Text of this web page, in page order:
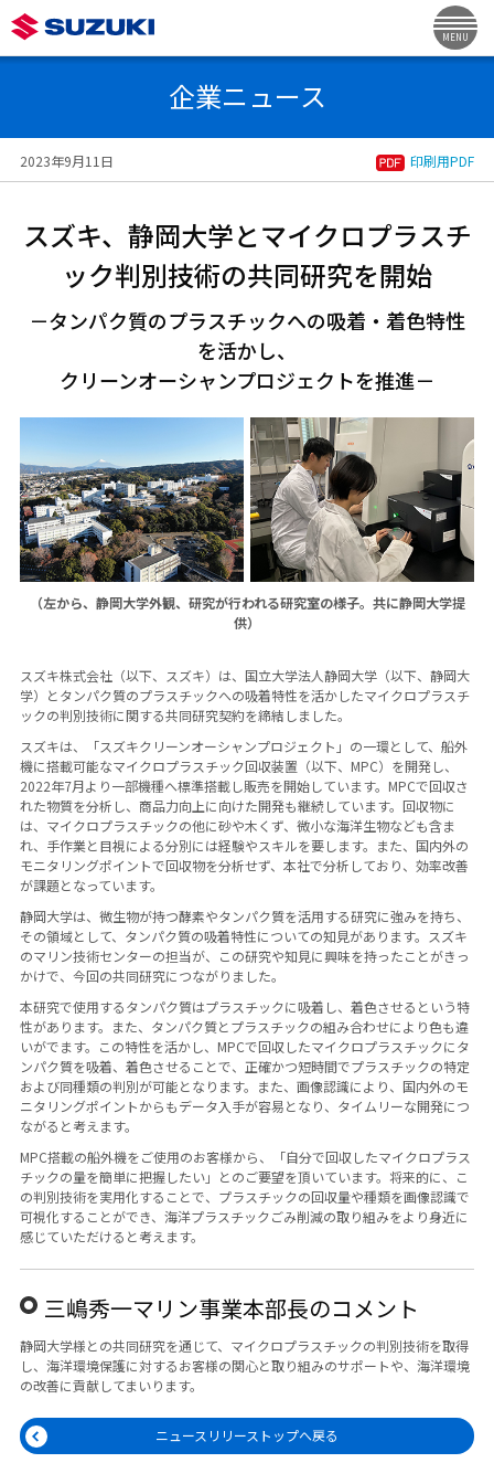
MENU
企業ニュース
2023年9月11日 印刷用PDF
スズキ、静岡大学とマイクロプラスチ
ック判別技術の共同研究を開始
－タンパク質のプラスチックへの吸着・着色特性
を活かし、
クリーンオーシャンプロジェクトを推進－
（左から、静岡大学外観、研究が行われる研究室の様子。共に静岡大学提
供）
スズキ株式会社（以下、スズキ）は、国立大学法人静岡大学（以下、静岡大
学）とタンパク質のプラスチックへの吸着特性を活かしたマイクロプラスチ
ックの判別技術に関する共同研究契約を締結しました。
スズキは、「スズキクリーンオーシャンプロジェクト」の一環として、船外
機に搭載可能なマイクロプラスチック回収装置（以下、MPC）を開発し、
2022年7月より一部機種へ標準搭載し販売を開始しています。MPCで回収さ
れた物質を分析し、商品力向上に向けた開発も継続しています。回収物に
は、マイクロプラスチックの他に砂や木くず、微小な海洋生物なども含ま
れ、手作業と目視による分別には経験やスキルを要します。また、国内外の
モニタリングポイントで回収物を分析せず、本社で分析しており、効率改善
が課題となっています。
静岡大学は、微生物が持つ酵素やタンパク質を活用する研究に強みを持ち、
その領域として、タンパク質の吸着特性についての知見があります。スズキ
のマリン技術センターの担当が、この研究や知見に興味を持ったことがきっ
かけで、今回の共同研究につながりました。
本研究で使用するタンパク質はプラスチックに吸着し、着色させるという特
性があります。また、タンパク質とプラスチックの組み合わせにより色も違
いがでます。この特性を活かし、MPCで回収したマイクロプラスチックにタ
ンパク質を吸着、着色させることで、正確かつ短時間でプラスチックの特定
および同種類の判別が可能となります。また、画像認識により、国内外のモ
ニタリングポイントからもデータ入手が容易となり、タイムリーな開発につ
ながると考えます。
MPC搭載の船外機をご使用のお客様から、「自分で回収したマイクロプラス
チックの量を簡単に把握したい」とのご要望を頂いています。将来的に、こ
の判別技術を実用化することで、プラスチックの回収量や種類を画像認識で
可視化することができ、海洋プラスチックごみ削減の取り組みをより身近に
感じていただけると考えます。
三嶋秀一マリン事業本部長のコメント
静岡大学様との共同研究を通じて、マイクロプラスチックの判別技術を取得
し、海洋環境保護に対するお客様の関心と取り組みのサポートや、海洋環境
の改善に貢献してまいります。
ニュースリリーストップへ戻る